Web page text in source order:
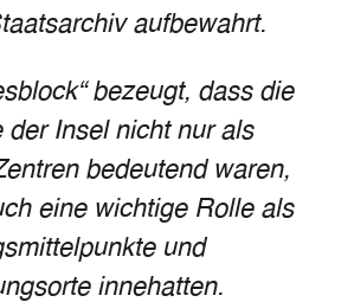
aufbewahrt.
bezeugt, dass die
der Insel nicht nur als
bedeutend waren,
eine wichtige Rolle als
und
innehatten.